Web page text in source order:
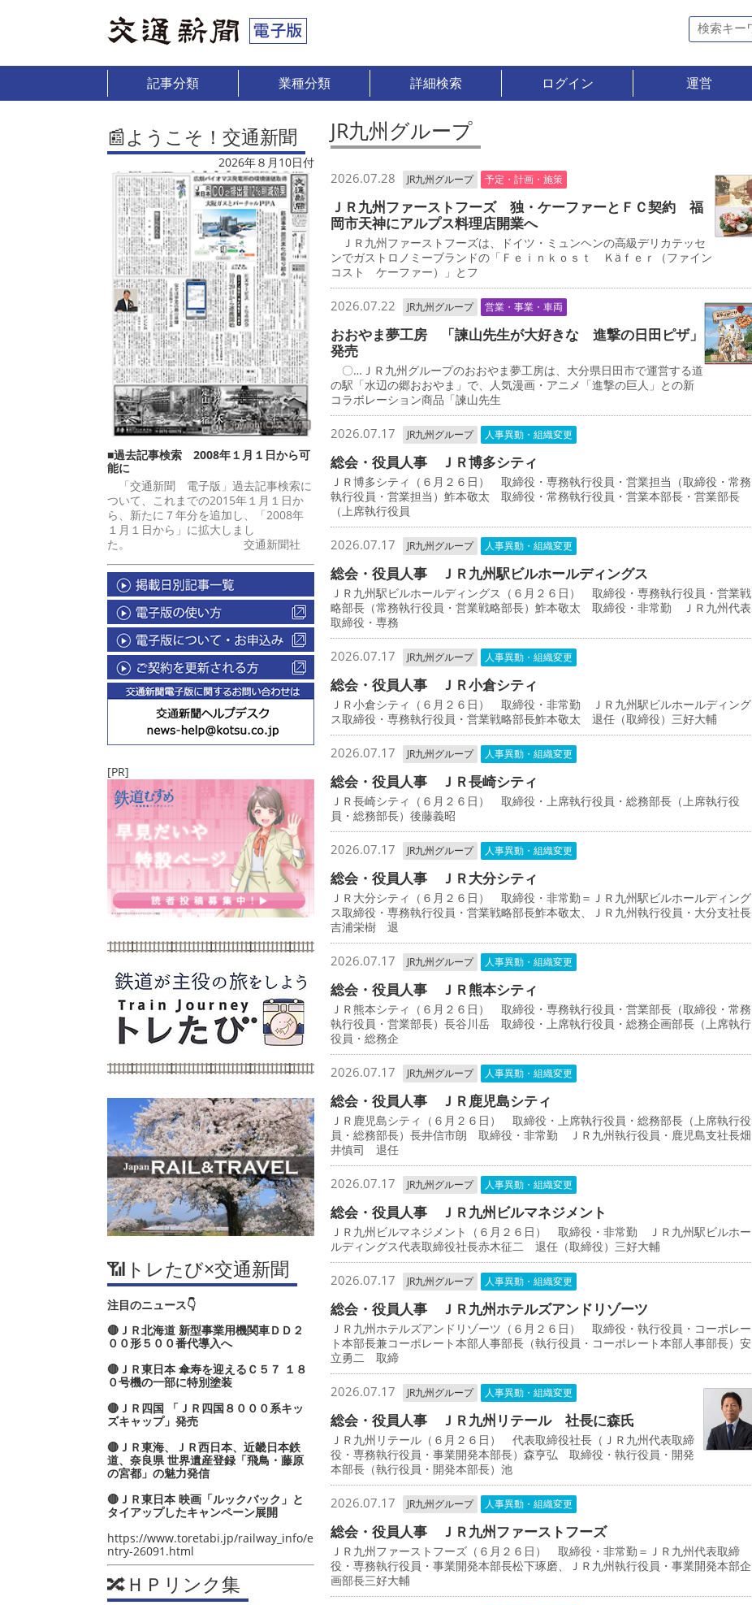
記事分類 業種分類 詳細検索 ログイン 運営
📰ようこそ！交通新聞
2026年８月10日付
■過去記事検索 2008年１月１日から可
能に
「交通新聞 電子版」過去記事検索に
ついて、これまでの2015年１月１日か
ら、新たに７年分を追加し、「2008年
１月１日から」に拡大しまし
た。 交通新聞社
[PR]
📶トレたび×交通新聞
注目のニュース👇
🔴ＪＲ北海道 新型事業用機関車ＤＤ２
００形５００番代導入へ
🔴ＪＲ東日本 傘寿を迎えるＣ５７ １８
０号機の一部に特別塗装
🔴ＪＲ四国 「ＪＲ四国８０００系キッ
ズキャップ」発売
🔴ＪＲ東海、ＪＲ西日本、近畿日本鉄
道、奈良県 世界遺産登録「飛鳥・藤原
の宮都」の魅力発信
🔴ＪＲ東日本 映画「ルックバック」と
タイアップしたキャンペーン展開
https://www.toretabi.jp/railway_info/e
ntry-26091.html
🔀ＨＰリンク集
JR九州グループ
2026.07.28 JR九州グループ 予定・計画・施策
ＪＲ九州ファーストフーズ 独・ケーファーとＦＣ契約 福
岡市天神にアルプス料理店開業へ
ＪＲ九州ファーストフーズは、ドイツ・ミュンヘンの高級デリカテッセ
ンでガストロノミーブランドの「Ｆｅｉｎｋｏｓｔ Ｋäｆｅｒ（ファイン
コスト ケーファー）」とフ
2026.07.22 JR九州グループ 営業・事業・車両
おおやま夢工房 「諫山先生が大好きな 進撃の日田ピザ」
発売
〇…ＪＲ九州グループのおおやま夢工房は、大分県日田市で運営する道
の駅「水辺の郷おおやま」で、人気漫画・アニメ「進撃の巨人」との新
コラボレーション商品「諫山先生
2026.07.17 JR九州グループ 人事異動・組織変更
総会・役員人事 ＪＲ博多シティ
ＪＲ博多シティ（６月２６日） 取締役・専務執行役員・営業担当（取締役・常務
執行役員・営業担当）鮓本敬太 取締役・常務執行役員・営業本部長・営業部長
（上席執行役員
2026.07.17 JR九州グループ 人事異動・組織変更
総会・役員人事 ＪＲ九州駅ビルホールディングス
ＪＲ九州駅ビルホールディングス（６月２６日） 取締役・専務執行役員・営業戦
略部長（常務執行役員・営業戦略部長）鮓本敬太 取締役・非常勤 ＪＲ九州代表
取締役・専務
2026.07.17 JR九州グループ 人事異動・組織変更
総会・役員人事 ＪＲ小倉シティ
ＪＲ小倉シティ（６月２６日） 取締役・非常勤 ＪＲ九州駅ビルホールディング
ス取締役・専務執行役員・営業戦略部長鮓本敬太 退任（取締役）三好大輔
2026.07.17 JR九州グループ 人事異動・組織変更
総会・役員人事 ＪＲ長崎シティ
ＪＲ長崎シティ（６月２６日） 取締役・上席執行役員・総務部長（上席執行役
員・総務部長）後藤義昭
2026.07.17 JR九州グループ 人事異動・組織変更
総会・役員人事 ＪＲ大分シティ
ＪＲ大分シティ（６月２６日） 取締役・非常勤＝ＪＲ九州駅ビルホールディング
ス取締役・専務執行役員・営業戦略部長鮓本敬太、ＪＲ九州執行役員・大分支社長
吉浦栄樹 退
2026.07.17 JR九州グループ 人事異動・組織変更
総会・役員人事 ＪＲ熊本シティ
ＪＲ熊本シティ（６月２６日） 取締役・専務執行役員・営業部長（取締役・常務
執行役員・営業部長）長谷川岳 取締役・上席執行役員・総務企画部長（上席執行
役員・総務企
2026.07.17 JR九州グループ 人事異動・組織変更
総会・役員人事 ＪＲ鹿児島シティ
ＪＲ鹿児島シティ（６月２６日） 取締役・上席執行役員・総務部長（上席執行役
員・総務部長）長井信市朗 取締役・非常勤 ＪＲ九州執行役員・鹿児島支社長畑
井慎司 退任
2026.07.17 JR九州グループ 人事異動・組織変更
総会・役員人事 ＪＲ九州ビルマネジメント
ＪＲ九州ビルマネジメント（６月２６日） 取締役・非常勤 ＪＲ九州駅ビルホー
ルディングス代表取締役社長赤木征二 退任（取締役）三好大輔
2026.07.17 JR九州グループ 人事異動・組織変更
総会・役員人事 ＪＲ九州ホテルズアンドリゾーツ
ＪＲ九州ホテルズアンドリゾーツ（６月２６日） 取締役・執行役員・コーポレー
ト本部長兼コーポレート本部人事部長（執行役員・コーポレート本部人事部長）安
立勇二 取締
2026.07.17 JR九州グループ 人事異動・組織変更
総会・役員人事 ＪＲ九州リテール 社長に森氏
ＪＲ九州リテール（６月２６日） 代表取締役社長（ＪＲ九州代表取締
役・専務執行役員・事業開発本部長）森亨弘 取締役・執行役員・開発
本部長（執行役員・開発本部長）池
2026.07.17 JR九州グループ 人事異動・組織変更
総会・役員人事 ＪＲ九州ファーストフーズ
ＪＲ九州ファーストフーズ（６月２６日） 取締役・非常勤＝ＪＲ九州代表取締
役・専務執行役員・事業開発本部長松下琢磨、ＪＲ九州執行役員・事業開発本部企
画部長三好大輔